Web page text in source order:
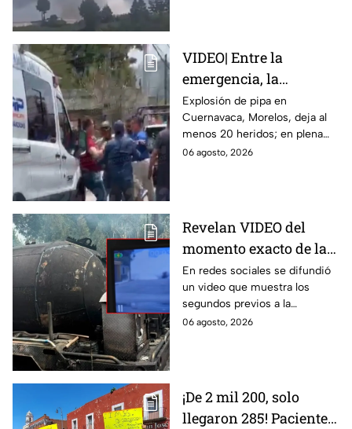
VIDEO| Entre la
emergencia, la
desesperación y el
llanto de un niño;
adultos desatan pelea
tras explosión de pipa
Explosión de pipa en
Cuernavaca, Morelos, deja al
menos 20 heridos; en plena
emergencia, dos hombres
06 agosto, 2026
Revelan VIDEO del
momento exacto de la
explosión de pipa de
gas en Cuernavaca,
Morelos
En redes sociales se difundió
un video que muestra los
segundos previos a la
explosión de una pipa de gas
06 agosto, 2026
¡De 2 mil 200, solo
llegaron 285! Pacientes